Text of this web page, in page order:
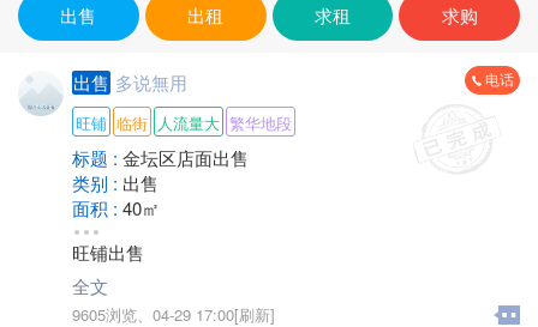
出售 出租 求租 求购
出售 多说無用 电话
旺铺 临街 人流量大 繁华地段
标题 : 金坛区店面出售
类别 : 出售
面积 : 40㎡
售价 :
类型 :商业街商铺
楼层 :
地区 :金坛 开发区
旺铺出售
全文
9605浏览、 04-29 17:00[刷新]